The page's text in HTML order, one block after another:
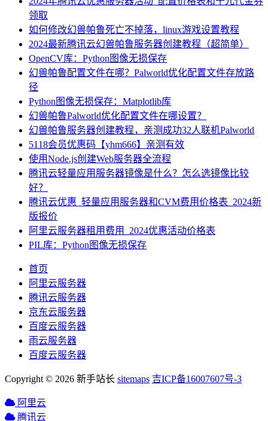
领取
如何修改幻兽帕鲁死亡不掉落，linux游戏设置教程
2024最新腾讯云幻兽帕鲁服务器创建教程（超简单）
OpenCV库：Python图像无损保存
幻兽帕鲁配置文件在哪？Palworld优化配置文件存放路
径
Python图像无损保存：Matplotlib库
幻兽帕鲁Palworld优化配置文件在哪设置？
幻兽帕鲁服务器创建教程，亲测成功32人联机Palworld
5118会员优惠码【yhm666】亲测有效
使用Node.js创建Web服务器全流程
腾讯云轻量应用服务器镜像是什么？怎么选镜像比较
好？
腾讯云优惠_轻量应用服务器和CVM费用价格表_2024新
版报价
阿里云服务器租用费用_2024优惠活动价格表
PIL库：Python图像无损保存
首页
阿里云服务器
腾讯云服务器
京东云服务器
百度云服务器
雨云服务器
百度云服务器
Copyright © 2026 新手站长 sitemaps 吉ICP备16007607号-3
阿里云
腾讯云